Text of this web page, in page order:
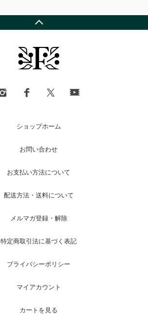
ショップホーム
お問い合わせ
お支払い方法について
配送方法・送料について
メルマガ登録・解除
特定商取引法に基づく表記
プライバシーポリシー
マイアカウント
カートを見る